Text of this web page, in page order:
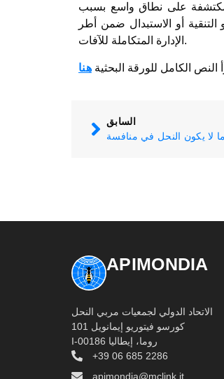
مكتشفة على نطاق واسع بسبب
أو الاستبدال ضمن أطر
الإدارة المتكاملة للآفات.
النص الكامل للورقة البحثية هنا
السابق
لا يكون النحل في منافسة
APIMONDIA
الاتحاد الدولي لجمعيات مربي النحل
كورسو فيتوريو إيمانويل 101
I-00186 روما، إيطاليا
+39 06 685 2286
apimondia@mclink.it